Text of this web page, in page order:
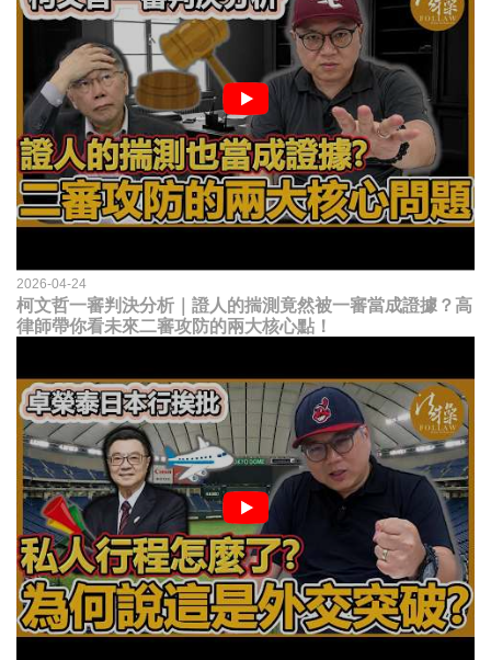
2026-04-24
柯文哲一審判決分析｜證人的揣測竟然被一審當成證據？高
律師帶你看未來二審攻防的兩大核心點！